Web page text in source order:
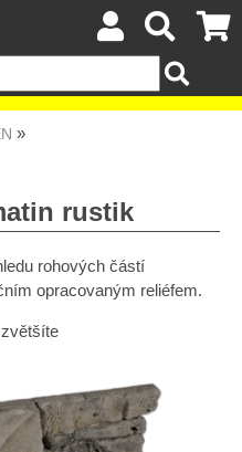
rustik
rohových částí
opracovaným reliéfem.